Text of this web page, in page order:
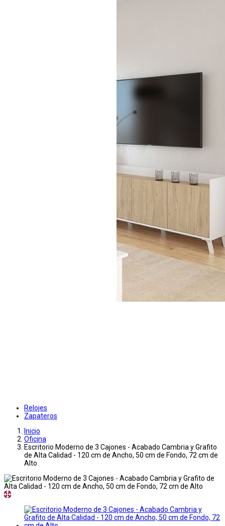
Relojes
Zapateros
Inicio
Oficina
Escritorio Moderno de 3 Cajones - Acabado Cambria y Grafito
de Alta Calidad - 120 cm de Ancho, 50 cm de Fondo, 72 cm de
Alto